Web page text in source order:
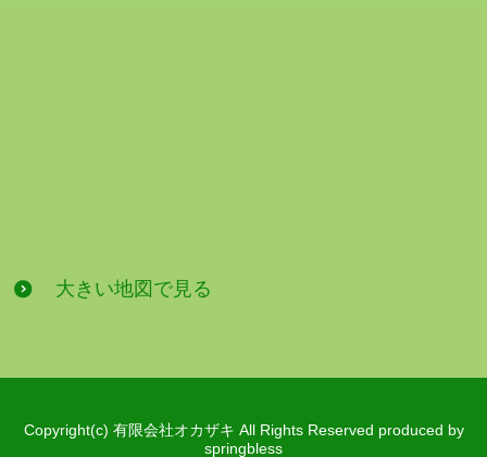
大きい地図で見る
Copyright(c) 有限会社オカザキ All Rights Reserved produced by
springbless